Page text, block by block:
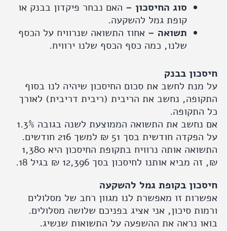
סוג החיסכון –האם נבחר פיקדון בבנק או
קופת גמל להשקעה.
תשואה –אחוז התשואה שנרוויח על הכסף
שלנו, כמה כסף הכסף שלנו ירוויח.
בבנק
לחשב את סכום החיסכון שיהיה לנו בסוף
נחשב את הריבית (ריבית דריבית) לאורך
אם נחשב את התשואה הממוצעת לשנה בגובה 1.3%
על הפקדה חודשית בסך 51 ₪ למשך 216 חודשים.
התשואה אותה נרוויח בתקופת החיסכון היא 1,380
אותנו לחיסכון בסך 12,396 ₪ בגיל 18.
בקופת גמל להשקעה
זו מאפשרת לנו מגוון רחב של מסלולים
סיכון, אני אציג בפניכם שלושה מסלולים.
נראה את ההשפעה על התשואות שנשיג.